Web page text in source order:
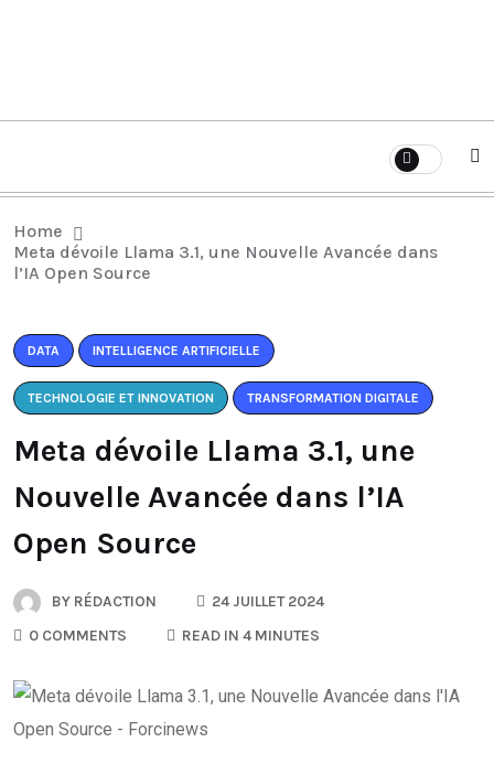
Home
Meta dévoile Llama 3.1, une Nouvelle Avancée dans
l’IA Open Source
DATA INTELLIGENCE ARTIFICIELLE
TECHNOLOGIE ET INNOVATION TRANSFORMATION DIGITALE
Meta dévoile Llama 3.1, une
Nouvelle Avancée dans l’IA
Open Source
BY RÉDACTION
24 JUILLET 2024
0 COMMENTS
READ IN 4 MINUTES